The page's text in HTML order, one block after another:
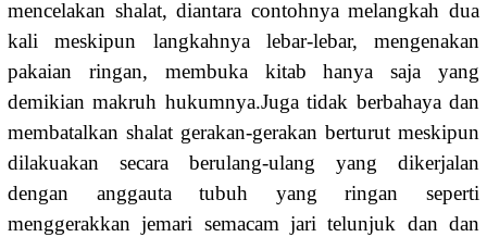
mencelakan shalat, diantara contohnya melangkah dua
kali meskipun langkahnya lebar-lebar, mengenakan
pakaian ringan, membuka kitab hanya saja yang
demikian makruh hukumnya.Juga tidak berbahaya dan
membatalkan shalat gerakan-gerakan berturut meskipun
dilakuakan secara berulang-ulang yang dikerjalan
dengan anggauta tubuh yang ringan seperti
menggerakkan jemari semacam jari telunjuk dan dan